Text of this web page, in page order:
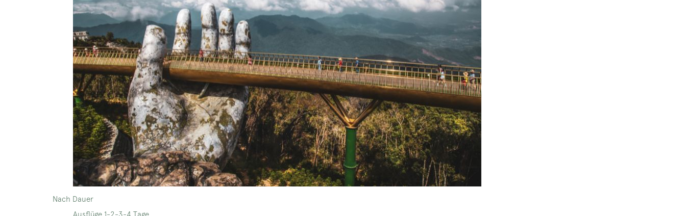
Nach Dauer
Ausflüge 1-2-3-4 Tage